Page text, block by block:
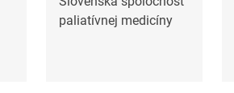
paliatívnej medicíny